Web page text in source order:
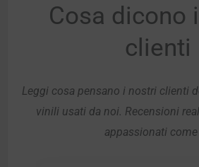
Cosa dicono
clienti
Leggi cosa pensano i nostri clienti
vinili usati da noi. Recensioni
appassionati come